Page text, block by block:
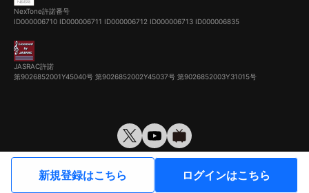
新規登録はこちら ログインはこちら
NexTone許諾番号
ID000006710 ID000006711 ID000006712 ID000006713 ID000006835
JASRAC許諾
第9026852001Y45040号 第9026852002Y45037号 第9026852003Y31015号
© VirtualCast, Inc. All rights reserved.